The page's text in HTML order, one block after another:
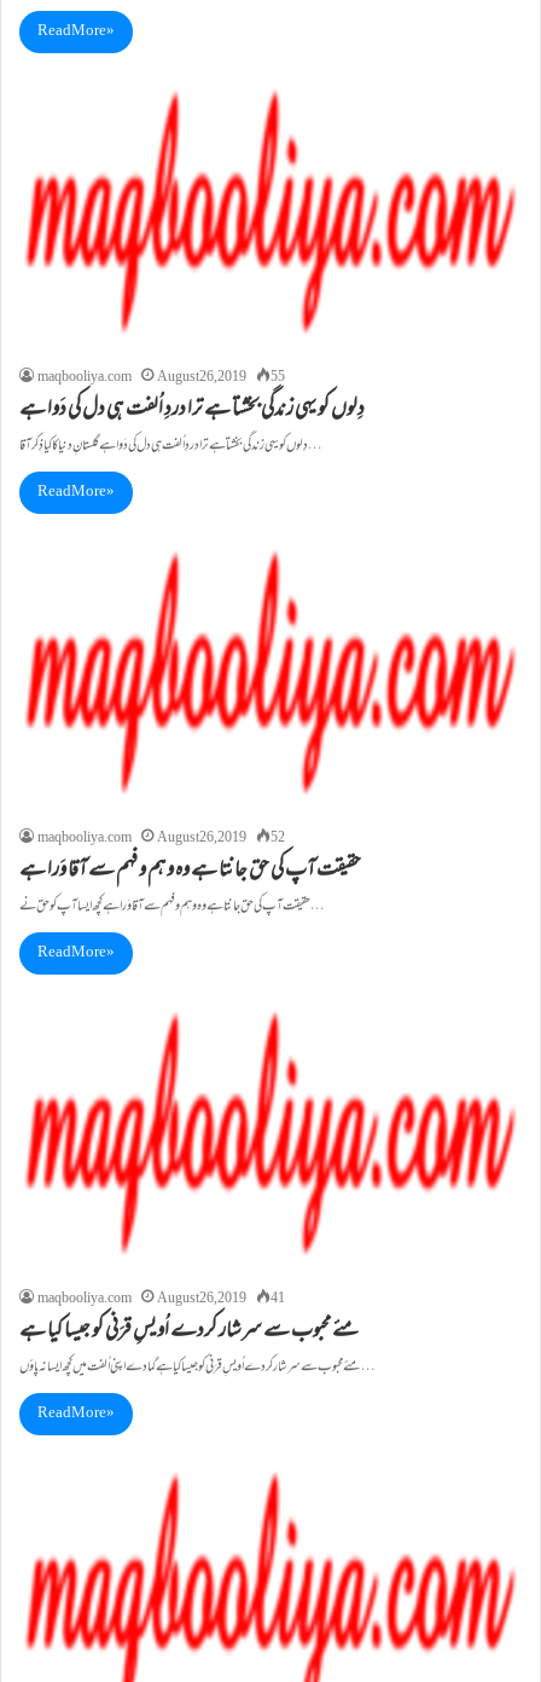
Read More »
maqbooliya.com August 26, 2019 55
دِلوں کو یہی زندگی بخشتا ہے ترا دردِ اُلفت ہی دل کی دَوا ہے
دِلوں کو یہی زندگی بخشتا ہے ترا دردِ اُلفت ہی دل کی دَوا ہے گلستانِ دنیا کا کیا ذِکر آقا…
Read More »
maqbooliya.com August 26, 2019 52
حقیقت آپ کی حق جانتا ہے وہ وہم و فہم سے آقا وَرا ہے
حقیقت آپ کی حق جانتا ہے وہ وہم و فہم سے آقا وَرا ہے کچھ ایسا آپ کو حق نے…
Read More »
maqbooliya.com August 26, 2019 41
مئے محبوب سے سرشار کردے اُویسِ قرَنی کو جیسا کیا ہے
مئے محبوب سے سرشار کردے اُویسِ قرَنی کو جیسا کیا ہے گما دے اپنی اُلفت میں کچھ ایسا نہ پاؤں…
Read More »